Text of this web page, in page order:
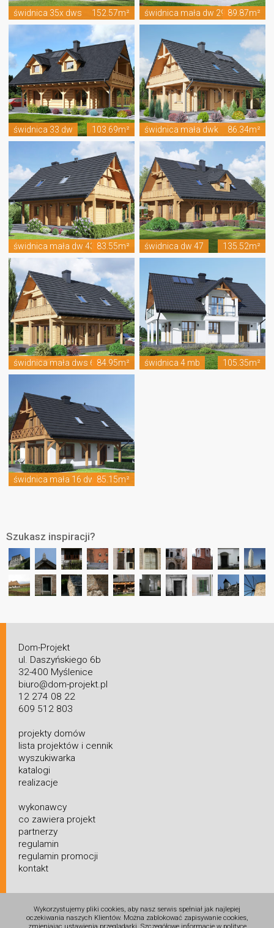
świdnica 35x dws 152.57m² świdnica mała dw 29 89.87m²
świdnica 33 dw 103.69m² świdnica mała dwk 86.34m²
świdnica mała dw 43 83.55m² świdnica dw 47 135.52m²
świdnica mała dws 6 84.95m² świdnica 4 mb 105.35m²
świdnica mała 16 dws85.15m²
Szukasz inspiracji?
Dom-Projekt
ul. Daszyńskiego 6b
32-400 Myślenice
biuro@dom-projekt.pl
12 274 08 22
609 512 803
projekty domów
lista projektów i cennik
wyszukiwarka
katalogi
realizacje
wykonawcy
co zawiera projekt
partnerzy
regulamin
regulamin promocji
kontakt
Wykorzystujemy pliki cookies, aby nasz serwis spełniał jak najlepiej
oczekiwania naszych Klientów. Można zablokować zapisywanie cookies,
zmieniając ustawienia przeglądarki. Szczegółowe informacje w polityce